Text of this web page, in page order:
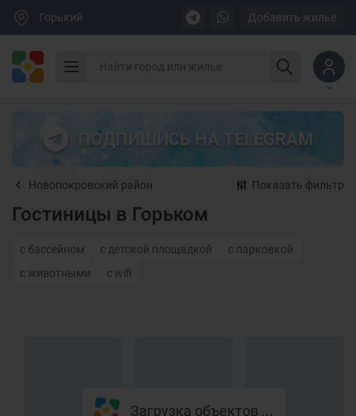
Горький Добавить жилье
ПОДПИШИСЬ НА TELEGRAM
Новопокровский район Показать фильтр
Гостиницы в Горьком
с бассейном с детской площадкой
с парковкой
с животными
с wifi
Загрузка объектов ...